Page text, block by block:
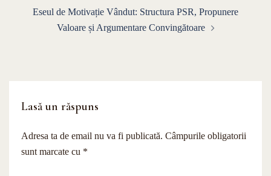
Eseul de Motivație Vândut: Structura PSR, Propunere
Valoare și Argumentare Convingătoare
Lasă un răspuns
Adresa ta de email nu va fi publicată. Câmpurile obligatorii
sunt marcate cu *